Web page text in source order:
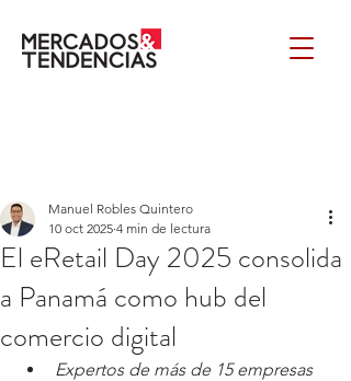
El eRetail Day 2025 consolida
a Panamá como hub del
comercio digital
Manuel Robles Quintero
10 oct 2025 4 min de lectura
Expertos de más de 15 empresas